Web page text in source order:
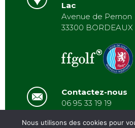
Lac
Avenue de Pernon
33300 BORDEAUX
Contactez-nous
06 95 33 19 19
Nous utilisons des cookies pour